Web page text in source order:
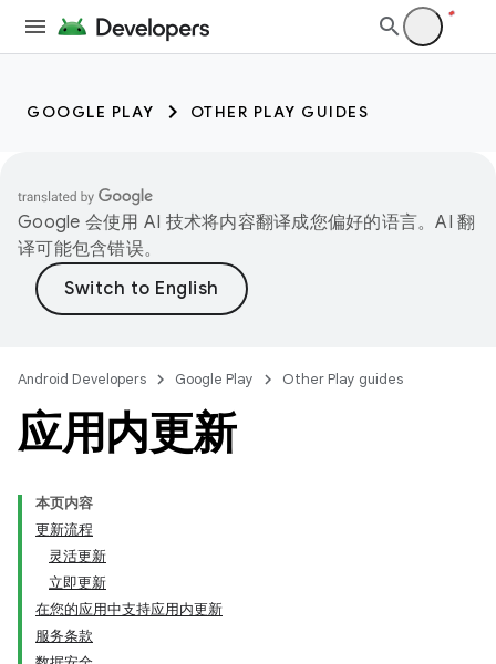
GOOGLE PLAY OTHER PLAY GUIDES
Google 会使用 AI 技术将内容翻译成您偏好的语言。AI 翻
译可能包含错误。
Android Developers Google Play Other Play guides
应用内更新
本页内容
更新流程
灵活更新
立即更新
在您的应用中支持应用内更新
服务条款